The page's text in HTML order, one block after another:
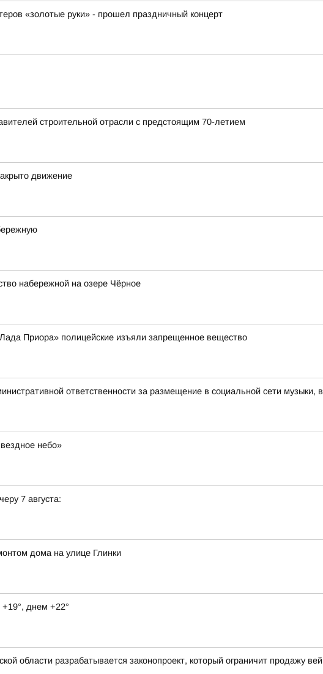
«золотые руки» - прошел праздничный концерт
строительной отрасли с предстоящим 70-летием
движение
набережной на озере Чёрное
Приора» полицейские изъяли запрещенное вещество
ответственности за размещение в социальной сети
небо»
7 августа:
дома на улице Глинки
днем +22°
области разрабатывается законопроект, который ограничит продажу